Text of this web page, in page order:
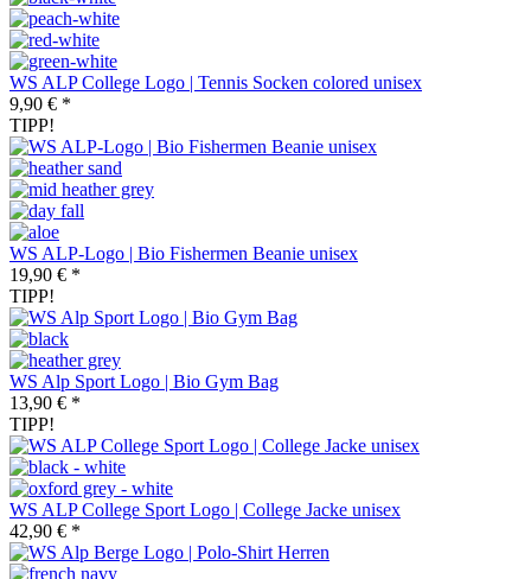
WS ALP College Logo | Tennis Socken colored unisex
9,90 € *
TIPP!
WS ALP-Logo | Bio Fishermen Beanie unisex
19,90 € *
TIPP!
WS Alp Sport Logo | Bio Gym Bag
13,90 € *
TIPP!
WS ALP College Sport Logo | College Jacke unisex
42,90 € *